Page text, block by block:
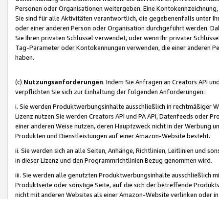
Personen oder Organisationen weitergeben. Eine
Sie sind für alle Aktivitäten verantwortlich, die gegebenenfalls unter
oder einer anderen Person oder Organisation durchgeführt werden.
Sie Ihren privaten Schlüssel verwendet, oder wenn Ihr privater
Tag-Parameter oder Kontokennungen verwenden, die einer anderen
haben.
(c) Nutzungsanforderungen. Indem Sie Anfragen an Creators API
verpflichten Sie sich zur Einhaltung der folgenden Anforderungen:
i. Sie werden Produktwerbungsinhalte ausschließlich in rechtmäßiger
Lizenz nutzen.Sie werden Creators API und PA API, Datenfeeds oder
einer anderen Weise nutzen, deren Hauptzweck nicht in der Werbung
Produkten und Dienstleistungen auf einer Amazon-Website besteht.
ii. Sie werden sich an alle Seiten, Anhänge, Richtlinien, Leitlinien und
in dieser Lizenz und den Programmrichtlinien Bezug genommen wird.
iii. Sie werden alle genutzten Produktwerbungsinhalte ausschließlich
Produktseite oder sonstige Seite, auf die sich der betreffende
nicht mit anderen Websites als einer Amazon-Website verlinken oder